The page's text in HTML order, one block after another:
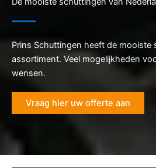
Prins Schuttingen heeft de mooiste
assortiment. Veel mogelijkheden
wensen.
Vraag hier uw offerte aan